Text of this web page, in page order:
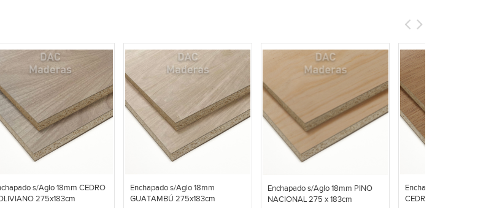
s/Aglo 18mm CEDRO
275x183cm
Enchapado s/Aglo 18mm
GUATAMBÚ 275x183cm
Enchapado s/Aglo 18mm PINO
NACIONAL 275 x 183cm
Enchapado s/Aglo
CEDRILLO